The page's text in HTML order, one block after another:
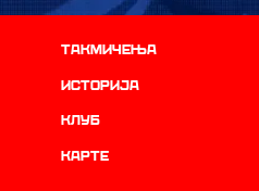
Такмичења
историја
Клуб
Карте